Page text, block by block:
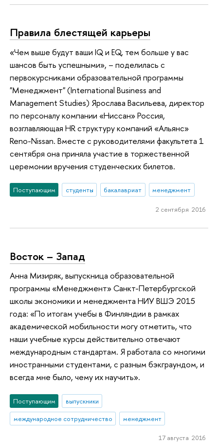
Правила блестящей карьеры
«Чем выше будут ваши IQ и EQ, тем больше у вас
шансов быть успешными», – поделилась с
первокурсниками образовательной программы
"Менеджмент" (International Business and
Management Studies) Ярослава Васильева, директор
по персоналу компании «Ниссан» Россия,
возглавляющая HR структуру компаний «Альянс»
Reno-Nissan. Вместе с руководителями факультета 1
сентября она приняла участие в торжественной
церемонии вручения студенческих билетов.
Поступающим студенты бакалавриат менеджмент
2 сентября 2016
Восток – Запад
Анна Мизиряк, выпускница образовательной
программы «Менеджмент» Санкт-Петербургской
школы экономики и менеджмента НИУ ВШЭ 2015
года: «По итогам учебы в Финляндии в рамках
академической мобильности могу отметить, что
наши учебные курсы действительно отвечают
международным стандартам. Я работала со многими
иностранными студентами, с разным бэкграундом, и
всегда мне было, чему их научить».
Поступающим
выпускники
международное сотрудничество
менеджмент
17 августа 2016